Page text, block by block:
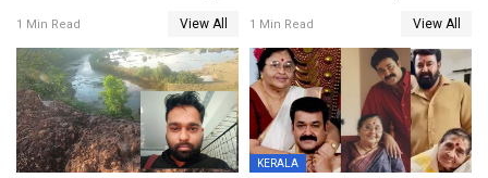
1 Min Read View All 1 Min Read View All
KERALA